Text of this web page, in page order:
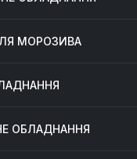
МОРОЗИВА
ОБЛАДНАННЯ